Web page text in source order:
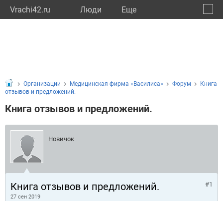
Vrachi42.ru Люди Eще
Организации Медицинская фирма «Василиса» Форум
Книга
отзывов и предложений.
Книга отзывов и предложений.
Новичок
Книга отзывов и предложений.
27 сен 2019
#1